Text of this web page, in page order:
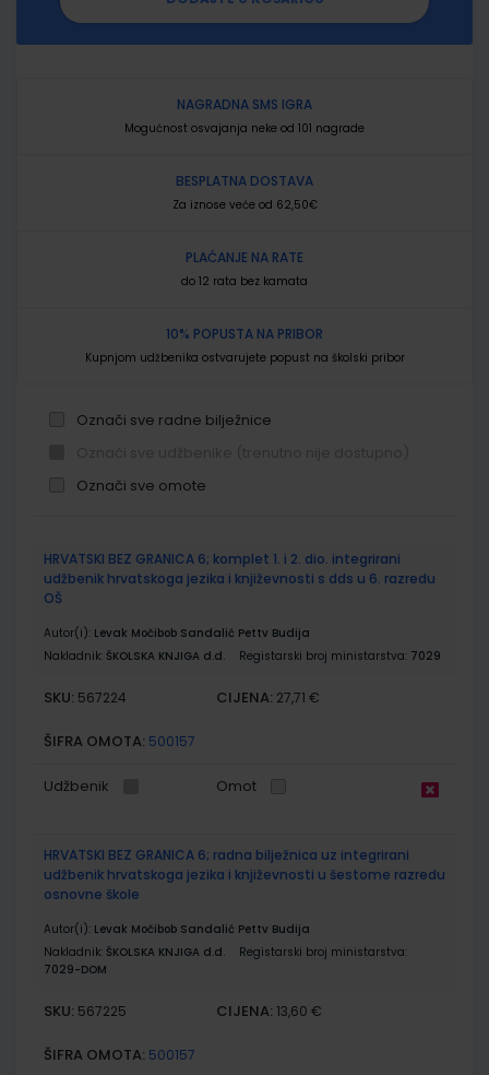
NAGRADNA SMS IGRA
Mogućnost osvajanja neke od 101 nagrade
BESPLATNA DOSTAVA
Za iznose veće od 62,50€
PLAĆANJE NA RATE
do 12 rata bez kamata
10% POPUSTA NA PRIBOR
Kupnjom udžbenika ostvarujete popust na školski pribor
Označi sve radne bilježnice
Označi sve omote
proizvodi
HRVATSKI BEZ GRANICA 6; komplet 1. i 2. dio. integrirani
udžbenik hrvatskoga jezika i književnosti s dds u 6. razredu
OŠ
Autor(i): Levak Močibob Sandalić Pettv Budija
Nakladnik: ŠKOLSKA KNJIGA d.d. Registarski broj ministarstva: 7029
SKU: 567224 CIJENA: 27,71 €
ŠIFRA OMOTA: 500157
Udžbenik Omot
HRVATSKI BEZ GRANICA 6; radna bilježnica uz integrirani
udžbenik hrvatskoga jezika i književnosti u šestome razredu
osnovne škole
Autor(i): Levak Močibob Sandalić Pettv Budija
Nakladnik: ŠKOLSKA KNJIGA d.d.
Registarski broj ministarstva:
7029-DOM
SKU: 567225 CIJENA: 13,60 €
ŠIFRA OMOTA: 500157